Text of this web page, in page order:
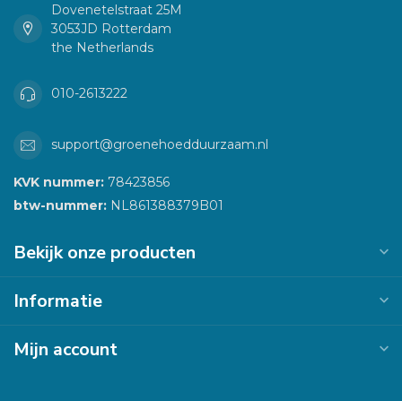
Dovenetelstraat 25M
3053JD Rotterdam
the Netherlands
010-2613222
support@groenehoedduurzaam.nl
KVK nummer: 78423856
btw-nummer: NL861388379B01
Bekijk onze producten
Informatie
Mijn account